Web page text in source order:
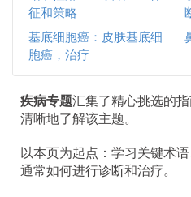
征和策略
基底细胞癌：皮肤基底细
胞癌，治疗
疾病专题汇集了精心挑选的
清晰地了解该主题。
以本页为起点：学习关键术
通常如何进行诊断和治疗。